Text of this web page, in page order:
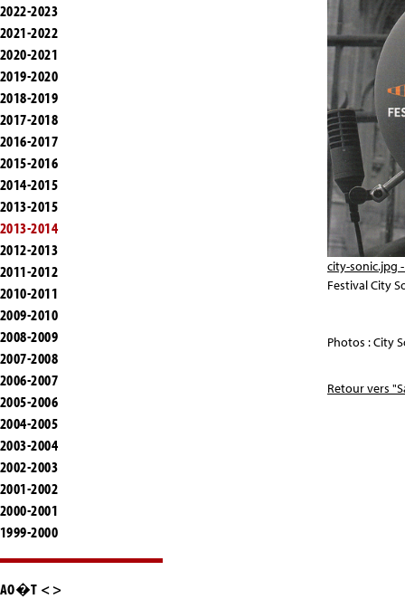
2022-2023
2021-2022
2020-2021
2019-2020
2018-2019
2017-2018
2016-2017
2015-2016
2014-2015
2013-2015
2013-2014
2012-2013
2011-2012
2010-2011
2009-2010
2008-2009
2007-2008
2006-2007
2005-2006
2004-2005
2003-2004
2002-2003
2001-2002
2000-2001
1999-2000
AO�T <>
city-sonic.jpg
Festival City
Photos : City
Retour vers